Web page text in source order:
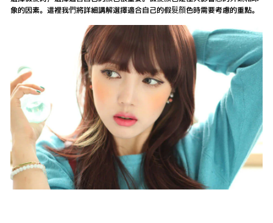
象的因素。這裡我們將詳細講解選擇適合自己的假髮顏色時需要考慮的重點。